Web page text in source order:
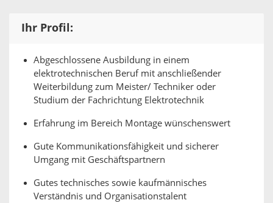
Ihr Profil:
Abgeschlossene Ausbildung in einem
elektrotechnischen Beruf mit anschließender
Weiterbildung zum Meister/ Techniker oder
Studium der Fachrichtung Elektrotechnik
Erfahrung im Bereich Montage wünschenswert
Gute Kommunikationsfähigkeit und sicherer
Umgang mit Geschäftspartnern
Gutes technisches sowie kaufmännisches
Verständnis und Organisationstalent